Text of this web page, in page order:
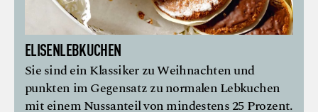
ELISENLEBKUCHEN
Sie sind ein Klassiker zu Weihnachten und
punkten im Gegensatz zu normalen Lebkuchen
mit einem Nussanteil von mindestens 25 Prozent.